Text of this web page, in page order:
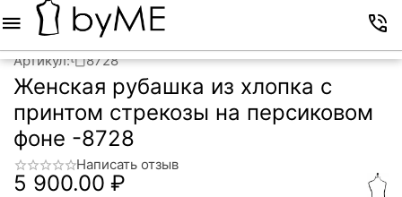
Артикул: 8728
Женская рубашка из хлопка с
принтом стрекозы на персиковом
фоне -8728
Написать отзыв
5 900.00 ₽
Меню Корзина Контакты